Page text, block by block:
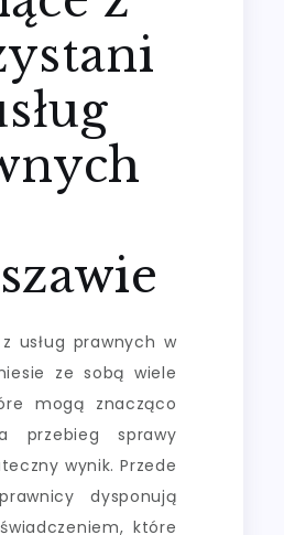
usług prawnych w
ze sobą wiele
mogą znacząco
przebieg sprawy
wynik. Przede
dysponują
które